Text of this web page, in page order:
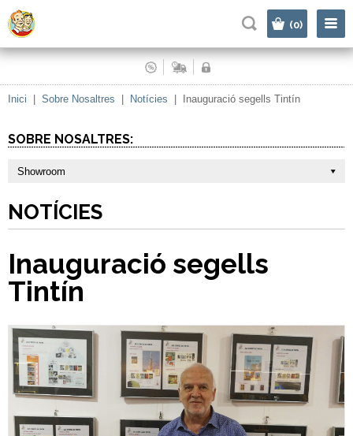
(0)
Inici Sobre Nosaltres Notícies Inauguració segells Tintín
SOBRE NOSALTRES:
Showroom
NOTÍCIES
Inauguració segells
Tintín